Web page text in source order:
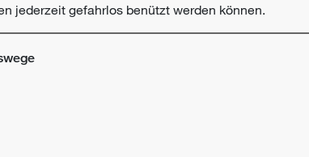
jederzeit gefahrlos benützt werden können.